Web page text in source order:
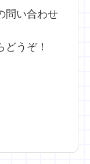
問い合わせ
うぞ！